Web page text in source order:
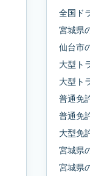
全国ド
宮城県
仙台市
大型ト
大型ト
普通免
普通免
大型免
宮城県
宮城県